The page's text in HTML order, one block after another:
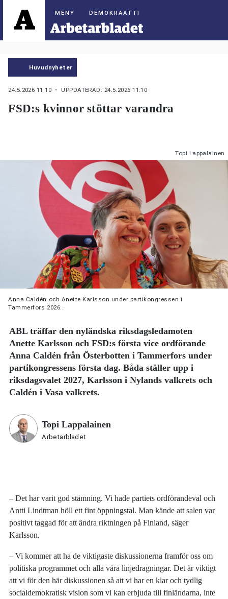
DEMOKRAATTI
Huvudnyheter
24.5.2026 11:10 ・ UPPDATERAD: 24.5.2026 11:10
FSD:s kvinnor stöttar varandra
Topi Lappalainen
Anna Caldén och Anette Karlsson under partikongressen i
Tammerfors 2026..
ABL träffar den nyländska riksdagsledamoten
Anette Karlsson och FSD:s första vice ordförande
Anna Caldén från Österbotten i Tammerfors under
partikongressens första dag. Båda ställer upp i
riksdagsvalet 2027, Karlsson i Nylands valkrets och
Caldén i Vasa valkrets.
Topi Lappalainen
Arbetarbladet
– Det har varit god stämning. Vi hade partiets ordförandeval och
Antti Lindtman höll ett fint öppningstal. Man kände att salen var
positivt taggad för att ändra riktningen på Finland, säger
Karlsson.
– Vi kommer att ha de viktigaste diskussionerna framför oss om
politiska programmet och alla våra linjedragningar. Det är viktigt
att vi för den här diskussionen så att vi har en klar och tydlig
socialdemokratisk vision som vi kan erbjuda till finländarna, inte